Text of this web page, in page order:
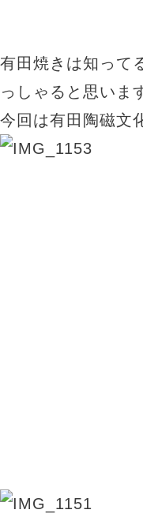
有田焼きは知って
っしゃると思いま
今回は有田陶磁文